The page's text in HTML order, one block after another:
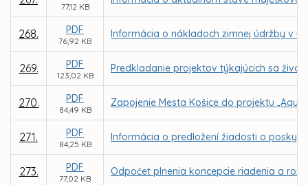
77,12 KB
268. PDF
76,92 KB
Informácia o nákladoch zimnej údržby v
269. PDF
123,02 KB
Predkladanie projektov týkajúcich sa
270. PDF
84,49 KB
Zapojenie Mesta Košice do projektu
271. PDF
84,25 KB
Informácia o predložení žiadosti o
273. PDF
77,02 KB
Odpočet plnenia koncepcie riadenia a